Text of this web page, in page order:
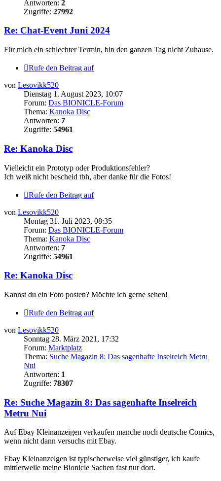
Antworten: 2
Zugriffe: 27992
Re: Chat-Event Juni 2024
Für mich ein schlechter Termin, bin den ganzen Tag nicht Zuhause.
Rufe den Beitrag auf
von Lesovikk520
Dienstag 1. August 2023, 10:07
Forum: Das BIONICLE-Forum
Thema: Kanoka Disc
Antworten: 7
Zugriffe: 54961
Re: Kanoka Disc
Vielleicht ein Prototyp oder Produktionsfehler?
Ich weiß nicht bescheid tbh, aber danke für die Fotos!
Rufe den Beitrag auf
von Lesovikk520
Montag 31. Juli 2023, 08:35
Forum: Das BIONICLE-Forum
Thema: Kanoka Disc
Antworten: 7
Zugriffe: 54961
Re: Kanoka Disc
Kannst du ein Foto posten? Möchte ich gerne sehen!
Rufe den Beitrag auf
von Lesovikk520
Sonntag 28. März 2021, 17:32
Forum: Marktplatz
Thema: Suche Magazin 8: Das sagenhafte Inselreich Metru
Nui
Antworten: 1
Zugriffe: 78307
Re: Suche Magazin 8: Das sagenhafte Inselreich
Metru Nui
Auf Ebay Kleinanzeigen verkaufen manche noch deutsche Comics,
wenn nicht dann versuchs mit Ebay.
Ebay Kleinanzeigen ist typischerweise viel günstiger, ich kaufe
mittlerweile meine Bionicle Sachen fast nur dort.